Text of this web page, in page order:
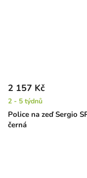
Police na zeď Sergio
černá
2 157 Kč
2 - 5 týdnů